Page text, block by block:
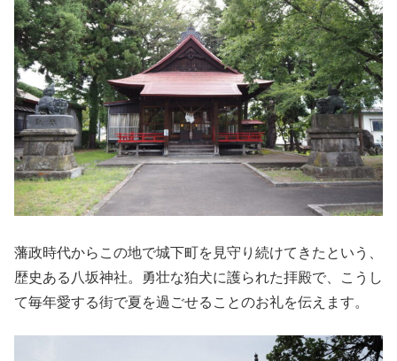
藩政時代からこの地で城下町を見守り続けてきたという、
歴史ある八坂神社。勇壮な狛犬に護られた拝殿で、こうし
て毎年愛する街で夏を過ごせることのお礼を伝えます。